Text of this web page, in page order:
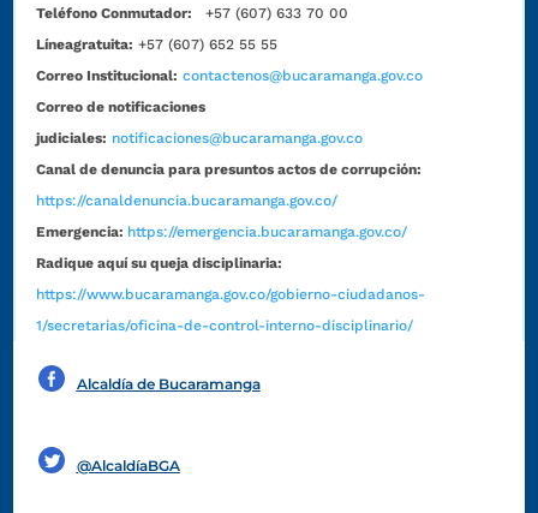
Teléfono Conmutador:
+57 (607) 633 70 00
Líneagratuita: +57 (607) 652 55 55
Correo Institucional: contactenos@bucaramanga.gov.co
Correo de notificaciones
judiciales: notificaciones@bucaramanga.gov.co
Canal de denuncia para presuntos actos de corrupción:
https://canaldenuncia.bucaramanga.gov.co/
Emergencia: https://emergencia.bucaramanga.gov.co/
Radique aquí su queja disciplinaria:
https://www.bucaramanga.gov.co/gobierno-ciudadanos-
1/secretarias/oficina-de-control-interno-disciplinario/
Alcaldía de Bucaramanga
@AlcaldíaBGA